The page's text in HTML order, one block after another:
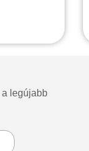
a legújabb